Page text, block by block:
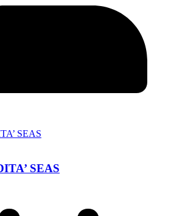
SEAS